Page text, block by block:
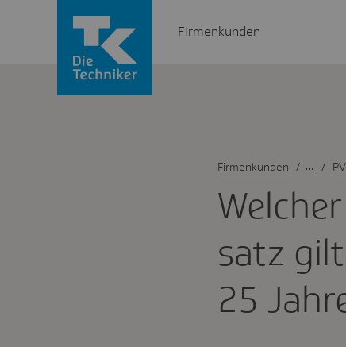
Firmenkunden
satz
25
Firmenkunden /